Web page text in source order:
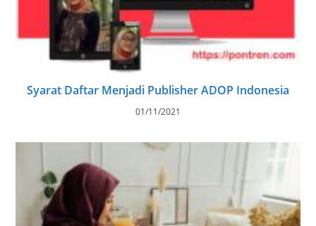
Syarat Daftar Menjadi Publisher ADOP Indonesia
01/11/2021